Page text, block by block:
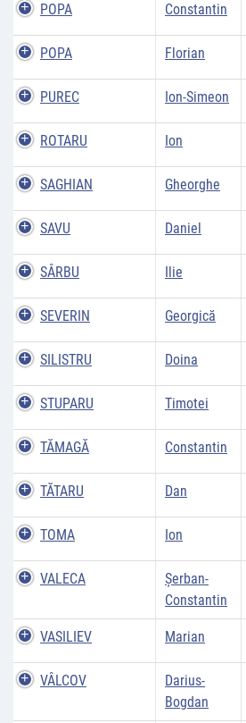
POPA Constantin
POPA Florian
PUREC Ion-Simeon
ROTARU Ion
SAGHIAN Gheorghe
SAVU Daniel
SÂRBU Ilie
SEVERIN Georgică
SILISTRU Doina
STUPARU Timotei
TĂMAGĂ Constantin
TĂTARU Dan
TOMA Ion
VALECA
Şerban-
Constantin
VASILIEV Marian
VÂLCOV
Darius-
Bogdan